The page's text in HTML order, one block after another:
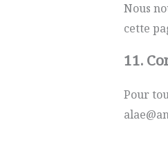
Nous
cette
11.
Pour